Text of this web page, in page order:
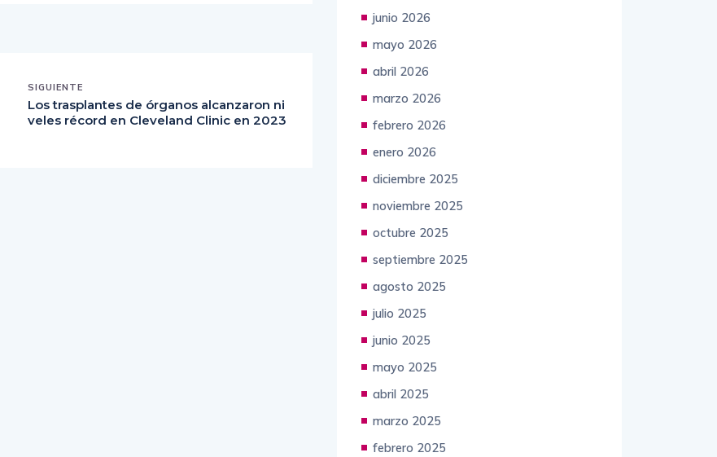
SIGUIENTE
Los trasplantes de órganos alcanzaron ni
veles récord en Cleveland Clinic en 2023
junio 2026
mayo 2026
abril 2026
marzo 2026
febrero 2026
enero 2026
diciembre 2025
noviembre 2025
octubre 2025
septiembre 2025
agosto 2025
julio 2025
junio 2025
mayo 2025
abril 2025
marzo 2025
febrero 2025